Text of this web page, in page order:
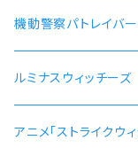
機動警察パトレイバー
ルミナスウィッチーズ
アニメ「ストライクウ